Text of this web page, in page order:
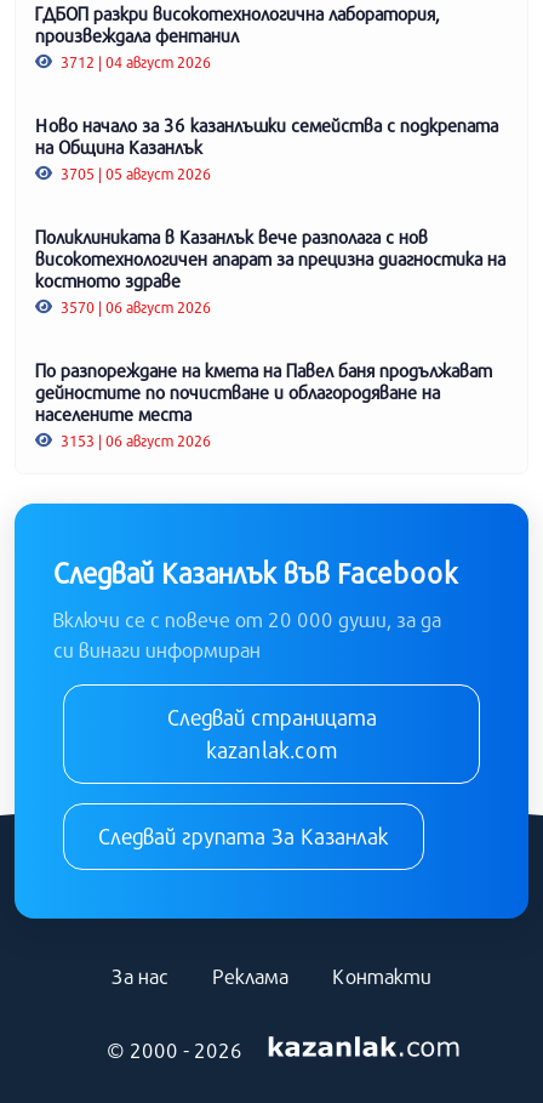
ГДБОП разкри високотехнологична лаборатория,
произвеждала фентанил
3712 | 04 август 2026
Ново начало за 36 казанлъшки семейства с подкрепата
на Община Казанлък
3705 | 05 август 2026
Поликлиниката в Казанлък вече разполага с нов
високотехнологичен апарат за прецизна диагностика на
костното здраве
3570 | 06 август 2026
По разпореждане на кмета на Павел баня продължават
дейностите по почистване и облагородяване на
населените места
3153 | 06 август 2026
Следвай Казанлък във Facebook
Включи се с повече от 20 000 души, за да
си винаги информиран
Следвай страницата
kazanlak.com
Следвай групата За Казанлак
© 2000 - 2026
За нас Реклама Контакти